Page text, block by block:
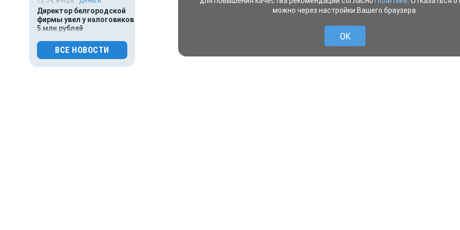
Директор белгородской
фирмы увел у налоговиков
5 млн рублей
0
120
ВСЕ НОВОСТИ
можно через настройки Вашего браузера.
OK